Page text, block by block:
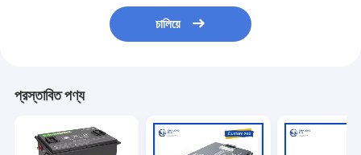
চালিয়ে
প্রস্তাবিত পণ্য